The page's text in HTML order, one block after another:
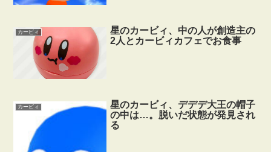
カービィ
星のカービィ、中の人が創造主の
2人とカービィカフェでお食事
カービィ
星のカービィ、デデデ大王の帽子
の中は…。脱いだ状態が発見され
る